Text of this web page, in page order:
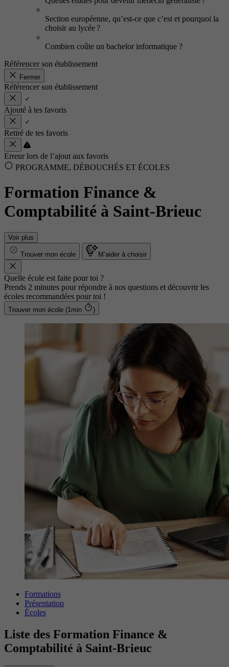
Section européenne, qu’est-ce que c’est et pourquoi la
choisir au lycée ?
Combien coûte un bachelor informatique ?
Référencer son établissement
Fermer
Référencer son établissement
Ajouté à tes favoris
Retiré de tes favoris
Erreur lors de l’ajout aux favoris
PROGRAMME, DÉBOUCHÉS ET ÉCOLES
Formation Finance &
Comptabilité à Saint-Brieuc
Voir plus
Trouver mon école M’aider à choisir
Quelle école est faite pour toi ?
Prends 2 minutes pour répondre à nos questions et découvrir les
écoles recommandées pour toi !
Trouver mon école (1min )
Formations
Présentation
Écoles
Liste des Formation Finance &
Comptabilité à Saint-Brieuc